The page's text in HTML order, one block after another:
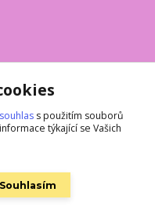
souhlas s použitím souborů
týkající se Vašich
Souhlasím